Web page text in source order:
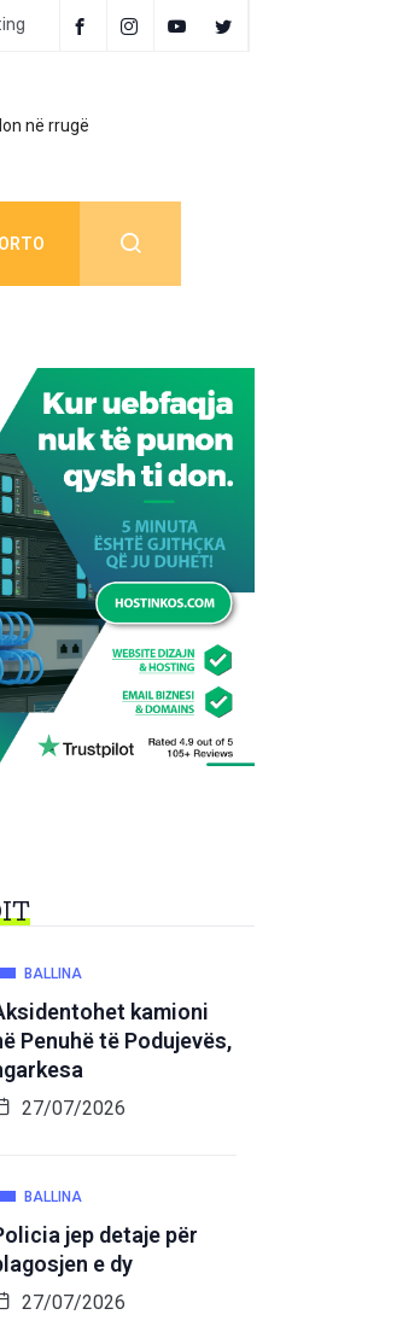
në rrugë
BALLINA
kamioni
Penuhë të Podujevës,
27/07/2026
BALLINA
jep detaje për
e dy
27/07/2026